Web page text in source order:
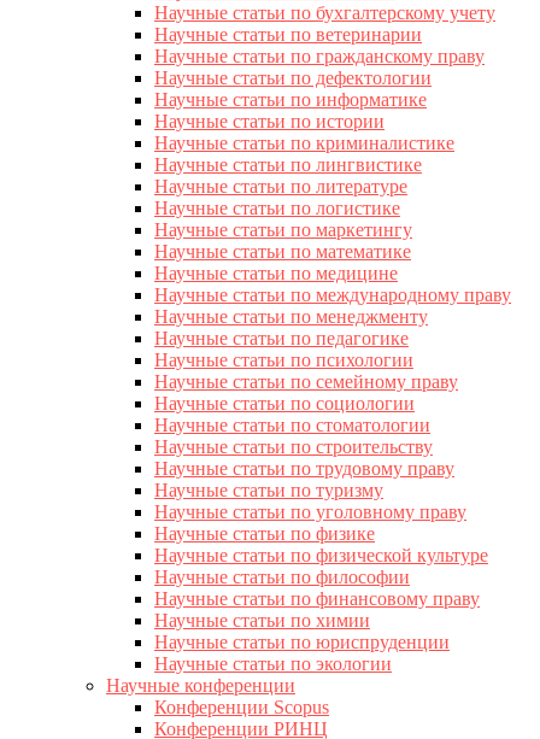
Научные статьи по бухгалтерскому учету
Научные статьи по ветеринарии
Научные статьи по гражданскому праву
Научные статьи по дефектологии
Научные статьи по информатике
Научные статьи по истории
Научные статьи по криминалистике
Научные статьи по лингвистике
Научные статьи по литературе
Научные статьи по логистике
Научные статьи по маркетингу
Научные статьи по математике
Научные статьи по медицине
Научные статьи по международному праву
Научные статьи по менеджменту
Научные статьи по педагогике
Научные статьи по психологии
Научные статьи по семейному праву
Научные статьи по социологии
Научные статьи по стоматологии
Научные статьи по строительству
Научные статьи по трудовому праву
Научные статьи по туризму
Научные статьи по уголовному праву
Научные статьи по физике
Научные статьи по физической культуре
Научные статьи по философии
Научные статьи по финансовому праву
Научные статьи по химии
Научные статьи по юриспруденции
Научные статьи по экологии
Научные конференции
Конференции Scopus
Конференции РИНЦ